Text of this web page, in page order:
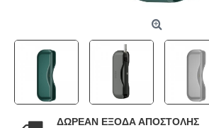
ΔΩΡΕΑΝ ΕΞΟΔΑ ΑΠΟΣΤΟΛΗΣ